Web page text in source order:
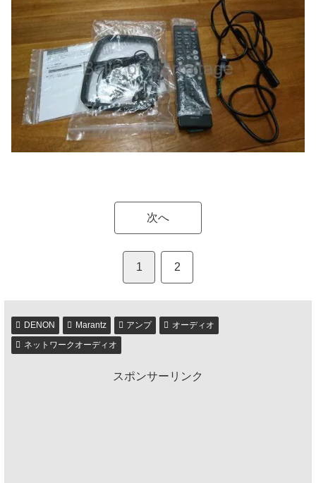
次へ
1 2
DENON Marantz アンプ
オーディオ
ネットワークオーディオ
スポンサーリンク